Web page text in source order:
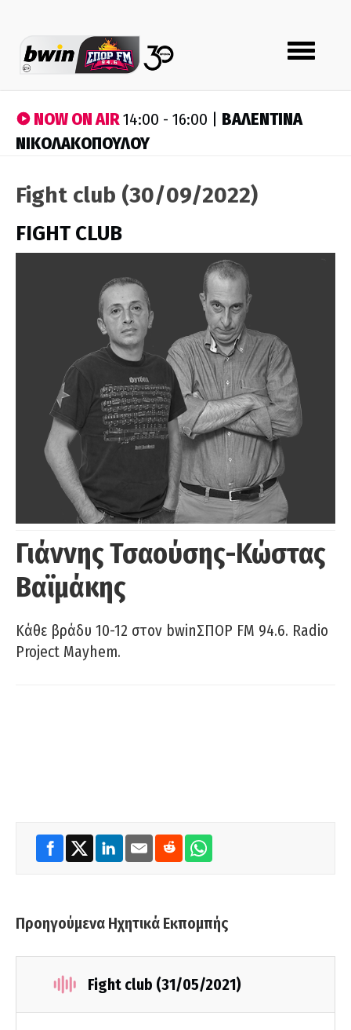
Toggle
navigation
NOW ON AIR14:00 - 16:00 | ΒΑΛΕΝΤΙΝΑ
ΝΙΚΟΛΑΚΟΠΟΥΛΟΥ
Fight club (30/09/2022)
FIGHT CLUB
Γιάννης Τσαούσης-Κώστας
Βαϊμάκης
Κάθε βράδυ 10-12 στον bwinΣΠΟΡ FM 94.6. Radio
Project Mayhem.
Προηγούμενα Ηχητικά Εκπομπής
Fight club (31/05/2021)